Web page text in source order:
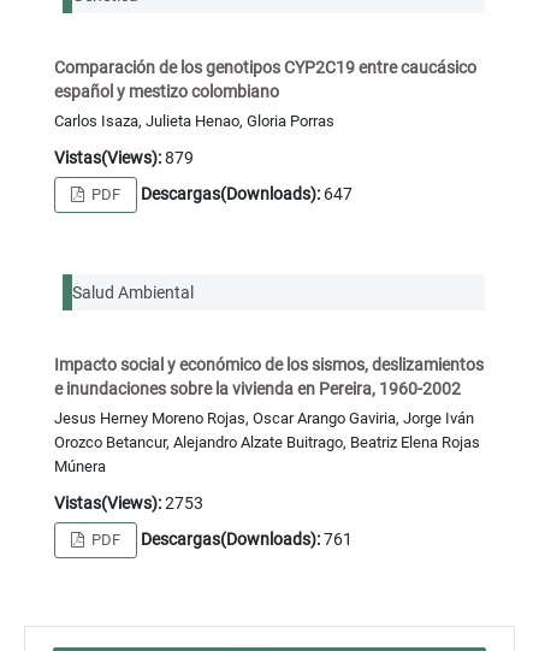
Comparación de los genotipos CYP2C19 entre caucásico
español y mestizo colombiano
Carlos Isaza, Julieta Henao, Gloria Porras
Vistas(Views):879
PDF Descargas(Downloads): 647
Salud Ambiental
Impacto social y económico de los sismos, deslizamientos
e inundaciones sobre la vivienda en Pereira, 1960-2002
Jesus Herney Moreno Rojas, Oscar Arango Gaviria, Jorge Iván
Orozco Betancur, Alejandro Alzate Buitrago, Beatriz Elena Rojas
Múnera
Vistas(Views):2753
PDF Descargas(Downloads):761